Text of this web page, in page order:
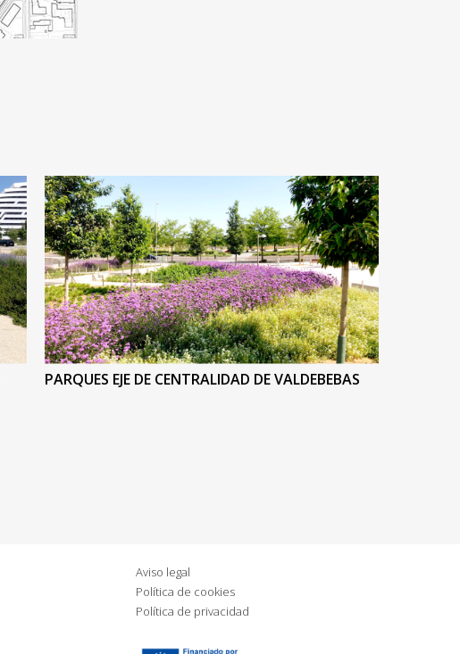
PARQUES EJE DE CENTRALIDAD DE VALDEBEBAS
Aviso legal
Política de cookies
Política de privacidad